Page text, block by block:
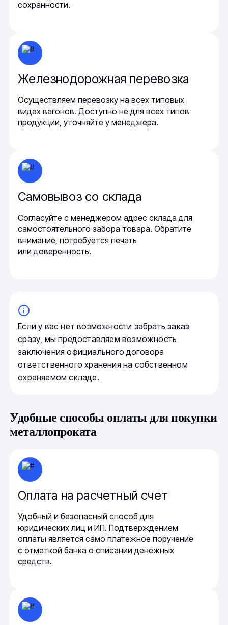
сохранности.
Железнодорожная перевозка
Осуществляем перевозку на всех типовых
видах вагонов. Доступно не для всех типов
продукции, уточняйте у менеджера.
Самовывоз со склада
Согласуйте с менеджером адрес склада для
самостоятельного забора товара. Обратите
внимание, потребуется печать
или доверенность.
Если у вас нет возможности забрать заказ
сразу, мы предоставляем возможность
заключения официального договора
ответственного хранения на собственном
охраняемом складе.
Удобные способы оплаты для покупки
металлопроката
Оплата на расчетный счет
Удобный и безопасный способ для
юридических лиц и ИП. Подтверждением
оплаты является само платежное поручение
с отметкой банка о списании денежных
средств.